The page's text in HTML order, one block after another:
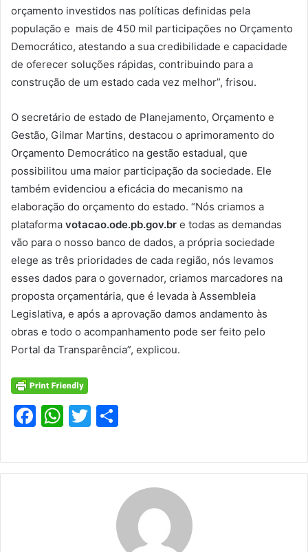
orçamento investidos nas políticas definidas pela
população e mais de 450 mil participações no Orçamento
Democrático, atestando a sua credibilidade e capacidade
de oferecer soluções rápidas, contribuindo para a
construção de um estado cada vez melhor”, frisou.
O secretário de estado de Planejamento, Orçamento e
Gestão, Gilmar Martins, destacou o aprimoramento do
Orçamento Democrático na gestão estadual, que
possibilitou uma maior participação da sociedade. Ele
também evidenciou a eficácia do mecanismo na
elaboração do orçamento do estado. “Nós criamos a
plataforma votacao.ode.pb.gov.br e todas as demandas
vão para o nosso banco de dados, a própria sociedade
elege as três prioridades de cada região, nós levamos
esses dados para o governador, criamos marcadores na
proposta orçamentária, que é levada à Assembleia
Legislativa, e após a aprovação damos andamento às
obras e todo o acompanhamento pode ser feito pelo
Portal da Transparência”, explicou.
F
c
e
W
at
s
T
itt
er
ar
e